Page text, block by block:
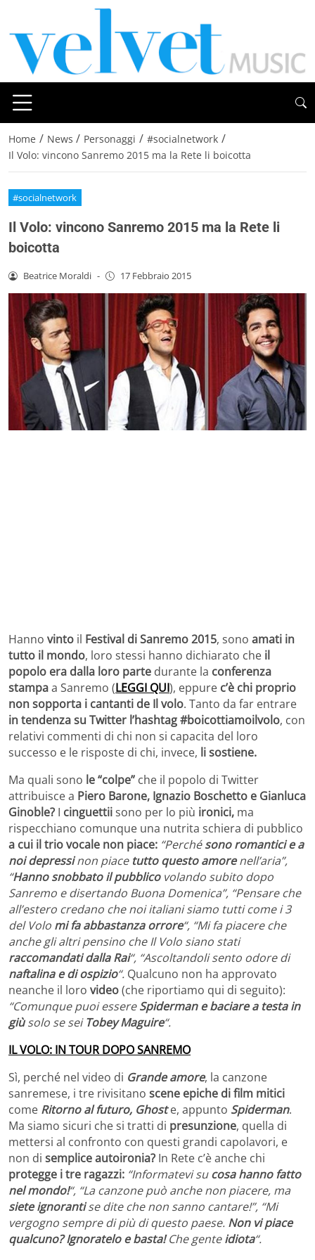
Home / News / Personaggi / #socialnetwork /
Il Volo: vincono Sanremo 2015 ma la Rete li boicotta
#socialnetwork
Il Volo: vincono Sanremo 2015 ma la Rete li
boicotta
Beatrice Moraldi - 17 Febbraio 2015
Hanno vinto il Festival di Sanremo 2015, sono amati in
tutto il mondo, loro stessi hanno dichiarato che il
popolo era dalla loro parte durante la conferenza
stampaa Sanremo (LEGGI QUI), eppure c’è chi proprio
non sopporta i cantanti de Il volo. Tanto da far entrare
in tendenza su Twitter l’hashtag #boicottiamoilvolo, con
relativi commenti di chi non si capacita del loro
successo e le risposte di chi, invece, li sostiene.
Ma quali sono le “colpe” che il popolo di Twitter
attribuisce a Piero Barone, Ignazio Boschetto e Gianluca
Ginoble? I cinguettiisono per lo più ironici, ma
rispecchiano comunque una nutrita schiera di pubblico
a cui il trio vocale non piace: “Perchésono romantici e a
noi depressinon piace tutto questo amorenell’aria”,
“Hanno snobbato il pubblicovolando subito dopo
Sanremo e disertando Buona Domenica”, “Pensare che
all’estero credano che noi italiani siamo tutti come i 3
del Volo mi fa abbastanza orrore“, “Mi fa piacere che
anche gli altri pensino che Il Volo siano stati
raccomandati dalla Rai“, “Ascoltandoli sento odore di
naftalina e di ospizio“. Qualcuno non ha approvato
neanche il loro video(che riportiamo qui di seguito):
“Comunque puoi essereSpiderman e baciare a testa in
giùsolo se seiTobey Maguire“.
IL VOLO: IN TOUR DOPO SANREMO
Sì, perché nel video di Grande amore, la canzone
sanremese, i tre rivisitano scene epiche di film mitici
come Ritorno al futuro, Ghoste, appunto Spiderman.
Ma siamo sicuri che si tratti di presunzione, quella di
mettersi al confronto con questi grandi capolavori, e
non di semplice autoironia? In Rete c’è anche chi
protegge i tre ragazzi: “Informatevi sucosa hanno fatto
nel mondo!“, “La canzone può anche non piacere, ma
siete ignorantise dite che non sanno cantare!”, “Mi
vergogno sempre di più di questo paese. Non vi piace
qualcuno? Ignoratelo e basta!Che genteidiota“.